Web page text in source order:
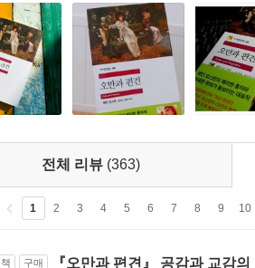
전체 리뷰 (363)
1 2 3 4 5 6 7 8 9 10
구매 『오만과 편견』 공감과 교감의